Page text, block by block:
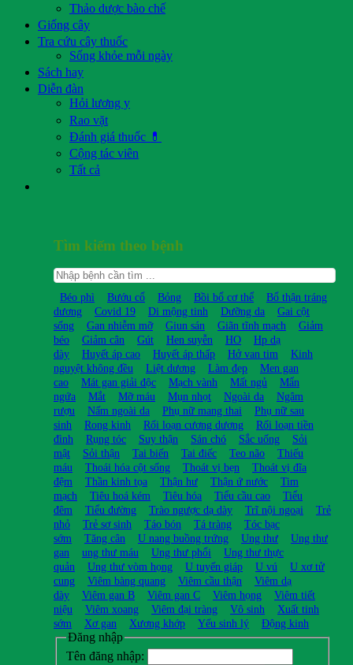
Thảo dược bào chế
Giống cây
Tra cứu cây thuốc
Sống khỏe mỗi ngày
Sách hay
Diễn đàn
Hỏi lương y
Rao vặt
Đánh giá thuốc 💊
Cộng tác viên
Tất cả
Tìm kiếm theo bệnh
Béo phì Bướu cổ Bỏng Bồi bổ cơ thể
Bổ thận tráng
dương
Covid 19 Di mộng tinh Dưỡng da
Gai cột
sống
Gan nhiễm mỡ Giun sán Giãn tĩnh mạch
Giảm
béo
Giảm cân Gút Hen suyễn HO
Hp dạ
dày
Huyết áp cao Huyết áp thấp Hở van tim
Kinh
nguyệt không đều
Liệt dương Làm đẹp
Men gan
cao
Mát gan giải độc Mạch vành Mất ngủ
Mẩn
ngứa
Mắt Mỡ máu Mụn nhọt Ngoài da
Ngâm
rượu
Nấm ngoài da Phụ nữ mang thai
Phụ nữ sau
sinh
Rong kinh Rối loạn cương dương
Rối loạn tiền
đình
Rụng tóc Suy thận Sán chó Sắc uống
Sỏi
mật
Sỏi thận Tai biến Tai điếc Teo não
Thiếu
máu
Thoái hóa cột sống Thoát vị bẹn
Thoát vị đĩa
đệm
Thần kinh tọa Thận hư Thận ứ nước
Tim
mạch
Tiêu hoá kém Tiêu hóa Tiểu cầu cao
Tiểu
đêm
Tiểu đường Trào ngược dạ dày Trĩ nội ngoại
Trẻ
nhỏ
Trẻ sơ sinh Táo bón Tá tràng
Tóc bạc
sớm
Tăng cân U nang buồng trứng Ung thư
Ung thư
gan
ung thư máu Ung thư phổi
Ung thư thực
quản
Ung thư vòm họng U tuyến giáp U vú
U xơ tử
cung
Viêm bàng quang Viêm cầu thận
Viêm dạ
dày
Viêm gan B Viêm gan C Viêm họng
Viêm tiết
niệu
Viêm xoang Viêm đại tràng Vô sinh
Xuất tinh
sớm
Xơ gan Xương khớp Yếu sinh lý Động kinh
Đăng nhập
Tên đăng nhập: